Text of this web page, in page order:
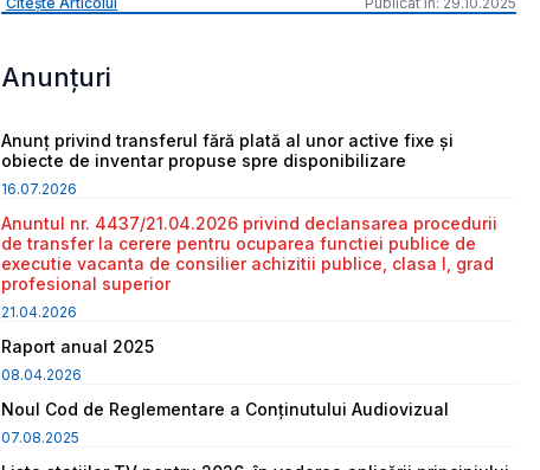
Anunțuri
Anunț privind transferul fără plată al unor active fixe și
obiecte de inventar propuse spre disponibilizare
16.07.2026
Anuntul nr. 4437/21.04.2026 privind declansarea procedurii
de transfer la cerere pentru ocuparea functiei publice de
executie vacanta de consilier achizitii publice, clasa I, grad
profesional superior
21.04.2026
Raport anual 2025
08.04.2026
Noul Cod de Reglementare a Conținutului Audiovizual
07.08.2025